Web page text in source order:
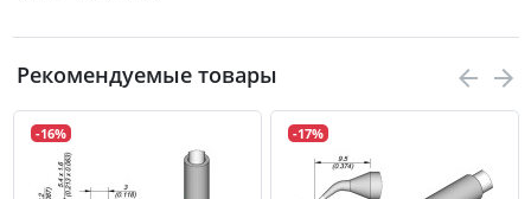
Рекомендуемые товары
-16% -17%